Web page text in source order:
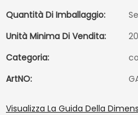
Quantità Di Imballaggio:
Unità Minima Di Vendita:
Categoria:
ArtNO:
Visualizza La Guida Della